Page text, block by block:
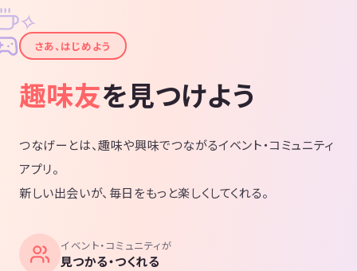
✦
✧
さあ、はじめよう
趣味友を見つけよう
つなげーとは、趣味や興味でつながるイベント・コミュニティ
アプリ。
新しい出会いが、毎日をもっと楽しくしてくれる。
イベント・コミュニティが
見つかる・つくれる